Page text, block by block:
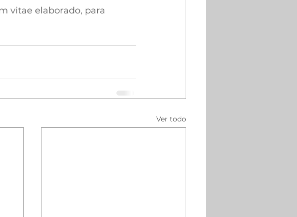
vitae elaborado, para
Ver todo